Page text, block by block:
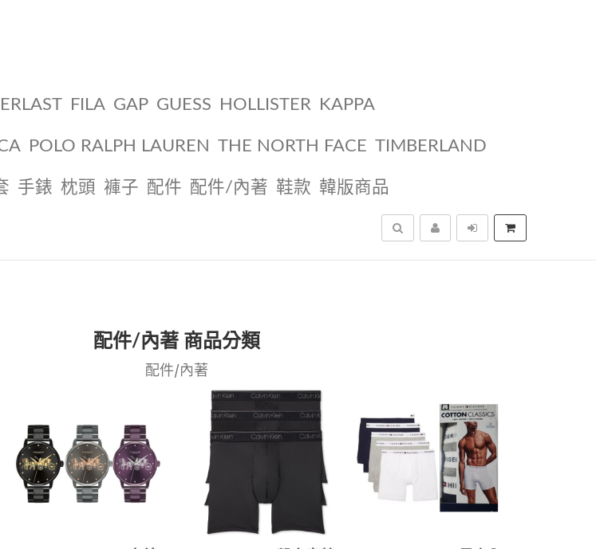
FILA GAP GUESS HOLLISTER KAPPA
POLO RALPH LAUREN THE NORTH FACE TIMBERLAND
手錶 枕頭 褲子 配件 配件/內著 鞋款 韓版商品
搜尋
配件/內著 商品分類
配件/內著